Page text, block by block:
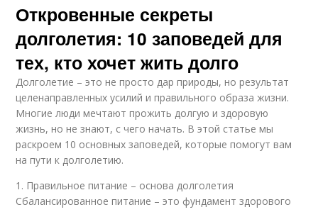
Откровенные секреты
долголетия: 10 заповедей для
тех, кто хочет жить долго
Долголетие – это не просто дар природы, но результат
целенаправленных усилий и правильного образа жизни.
Многие люди мечтают прожить долгую и здоровую
жизнь, но не знают, с чего начать. В этой статье мы
раскроем 10 основных заповедей, которые помогут вам
на пути к долголетию.
1. Правильное питание – основа долголетия
Сбалансированное питание – это фундамент здорового